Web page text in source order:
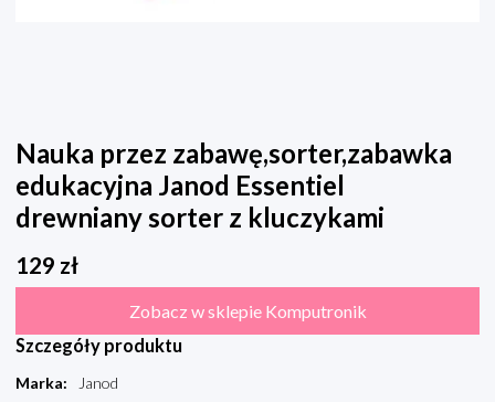
Nauka przez zabawę,sorter,zabawka
edukacyjna Janod Essentiel
drewniany sorter z kluczykami
129 zł
Zobacz w sklepie Komputronik
Szczegóły produktu
Marka:
Janod